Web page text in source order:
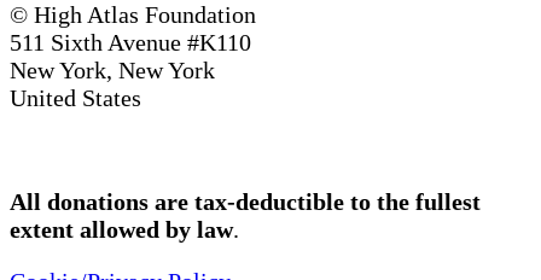
© High Atlas Foundation
511 Sixth Avenue #K110
New York, New York
United States
All donations are tax-deductible to the fullest
extent allowed by law.